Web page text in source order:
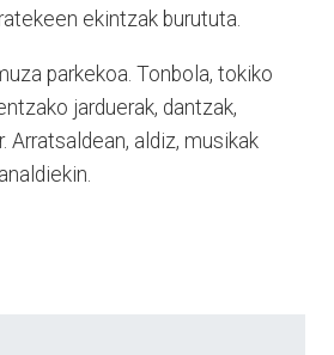
ekintzak burututa.
parkekoa. Tonbola, tokiko
jarduerak, dantzak,
Arratsaldean, aldiz, musikak